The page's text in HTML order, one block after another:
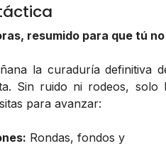
resumido para que tú no
la curaduría definitiva
Sin ruido ni rodeos, solo
para avanzar:
Rondas, fondos y